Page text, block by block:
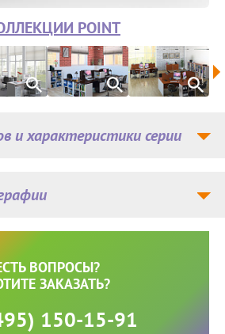
POINT
и характеристики серии
ВОПРОСЫ?
ЗАКАЗАТЬ?
150-15-91